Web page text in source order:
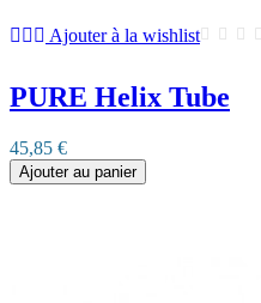
Ajouter à la wishlist
PURE Helix Tube
45,85 €
Ajouter au panier